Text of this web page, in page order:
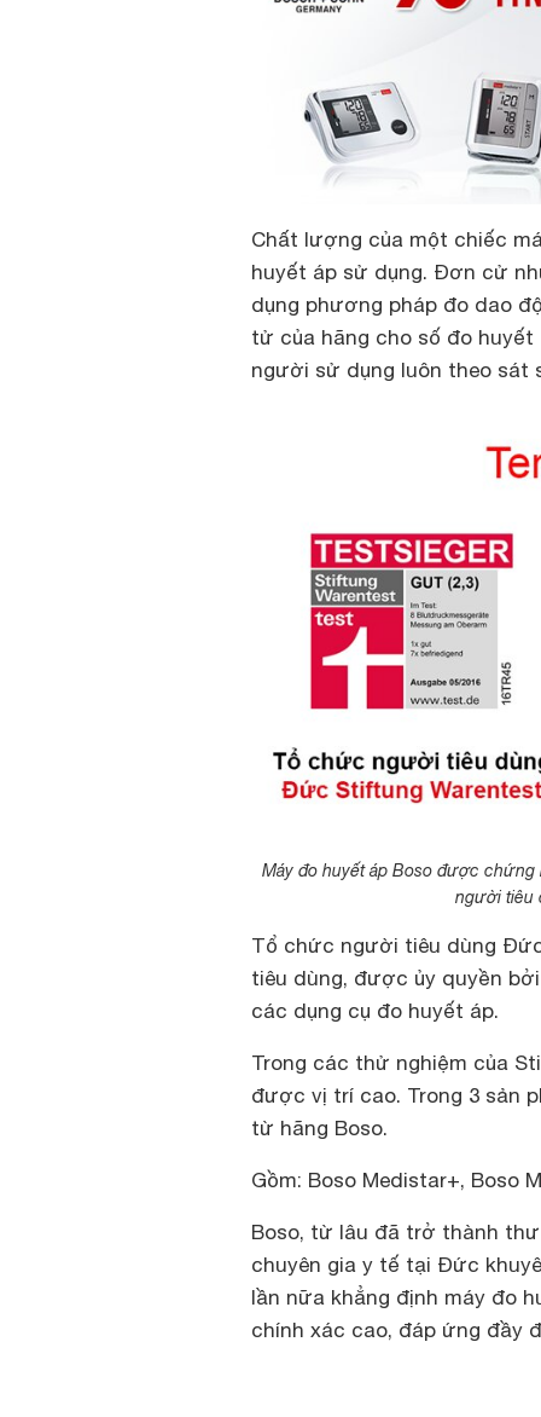
Chất lượng của một chiếc
huyết áp sử dụng. Đơn cử
dụng phương pháp đo dao
tử của hãng cho số đo huyết
người sử dụng luôn theo sát
Máy đo huyết áp Boso được chứng
người tiêu
Tổ chức người tiêu dùng
tiêu dùng, được ủy quyền
các dụng cụ đo huyết áp.
Trong các thử nghiệm của
được vị trí cao. Trong 3 sản
từ hãng Boso.
Gồm: Boso Medistar+, Boso
Boso, từ lâu đã trở thành
chuyên gia y tế tại Đức
lần nữa khẳng định máy đo
chính xác cao, đáp ứng đầy